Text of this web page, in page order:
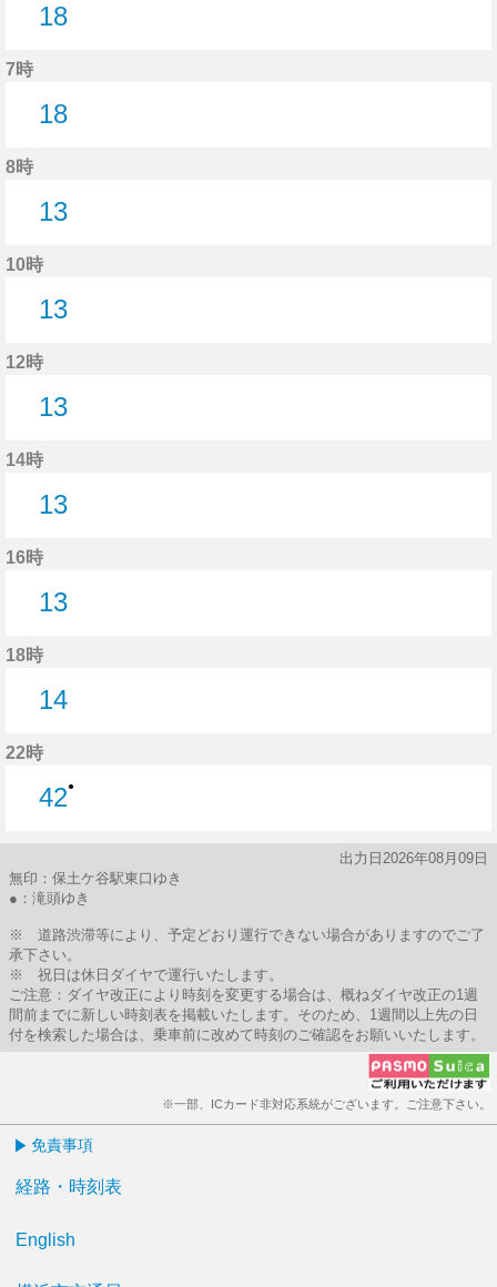
18
7時
18
8時
13
10時
13
12時
13
14時
13
16時
13
18時
14
22時
42●
出力日2026年08月09日
無印：保土ケ谷駅東口ゆき
●：滝頭ゆき
※ 道路渋滞等により、予定どおり運行できない場合がありますのでご了
承下さい。
※ 祝日は休日ダイヤで運行いたします。
ご注意：ダイヤ改正により時刻を変更する場合は、概ねダイヤ改正の1週
間前までに新しい時刻表を掲載いたします。そのため、1週間以上先の日
付を検索した場合は、乗車前に改めて時刻のご確認をお願いいたします。
※一部、ICカード非対応系統がございます。ご注意下さい。
免責事項
経路・時刻表
English